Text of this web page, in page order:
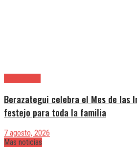
Berazategui celebra el Mes de las
festejo para toda la familia
7 agosto, 2026
Mas noticias